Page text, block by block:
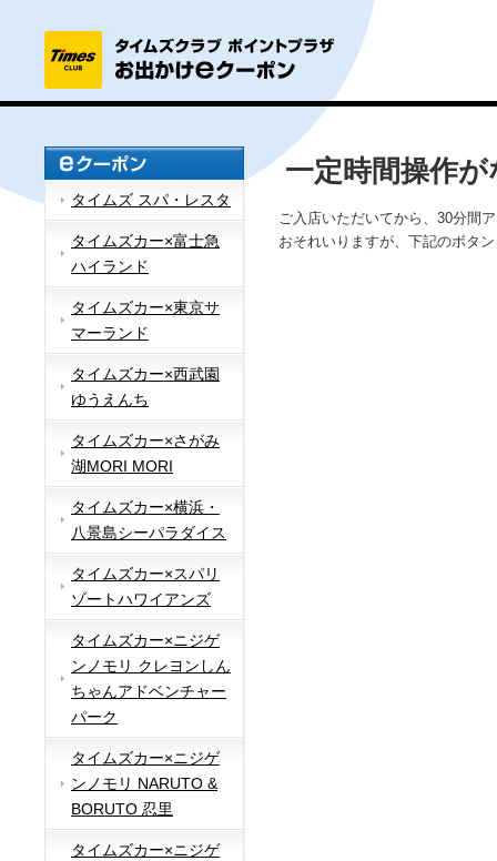
タイムズ スパ・レスタ
タイムズカー×富士急
ハイランド
タイムズカー×東京サ
マーランド
タイムズカー×西武園
ゆうえんち
タイムズカー×さがみ
湖MORI MORI
タイムズカー×横浜・
八景島シーパラダイス
タイムズカー×スパリ
ゾートハワイアンズ
タイムズカー×ニジゲ
ンノモリ クレヨンしん
ちゃんアドベンチャー
パーク
タイムズカー×ニジゲ
ンノモリ NARUTO &
BORUTO 忍里
タイムズカー×ニジゲ
一定時間操作
ご入店いただいてから、30分間
おそれいりますが、下記のボタ